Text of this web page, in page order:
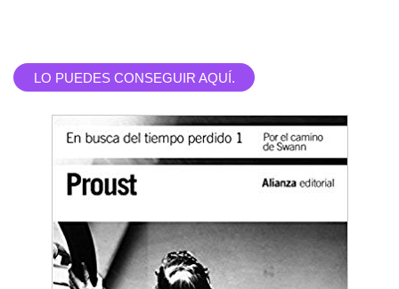
LO PUEDES CONSEGUIR AQUÍ.